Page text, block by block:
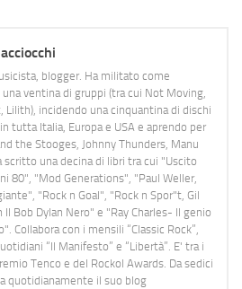
blogger. Ha militato come
ventina di gruppi (tra cui Not Moving,
Lilith), incidendo una cinquantina di dischi
tutta Italia, Europa e USA e aprendo per
the Stooges, Johnny Thunders, Manu
scritto una decina di libri tra cui "Uscito
80", "Mod Generations", "Paul Weller,
"Rock n Goal", "Rock n Spor"t, Gil
Bob Dylan Nero" e "Ray Charles- Il genio
Collabora con i mensili “Classic Rock”,
“Il Manifesto” e “Libertà”. E' tra i
Tenco e del Rockol Awards. Da sedici
quotidianamente il suo blog